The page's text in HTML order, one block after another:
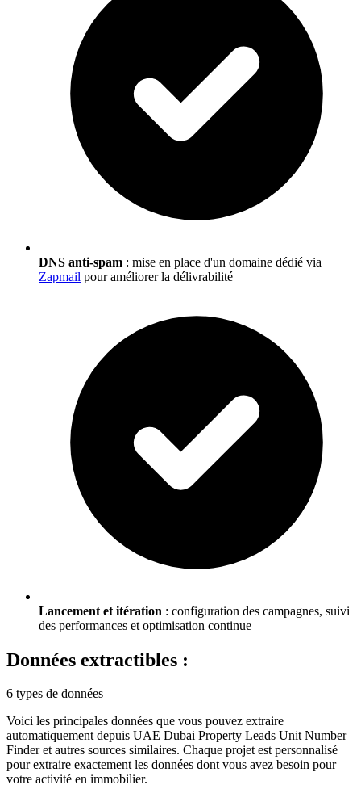
DNS anti-spam : mise en place d'un domaine dédié via
Zapmail pour améliorer la délivrabilité
Lancement et itération : configuration des campagnes, suivi
des performances et optimisation continue
Données extractibles :
6 types de données
Voici les principales données que vous pouvez extraire
automatiquement depuis UAE Dubai Property Leads Unit Number
Finderet autres sources similaires. Chaque projet est personnalisé
pour extraire exactement les données dont vous avez besoin pour
votre activité en immobilier.